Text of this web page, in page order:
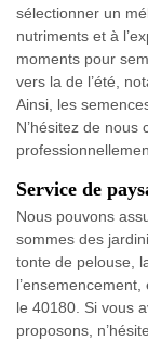
sélectionner un
nutriments et à
moments pour
vers la de l’été,
Ainsi, les
N’hésitez de
Service de
Nous pouvons
sommes des
tonte de pelouse,
le 40180. Si vous
proposons,